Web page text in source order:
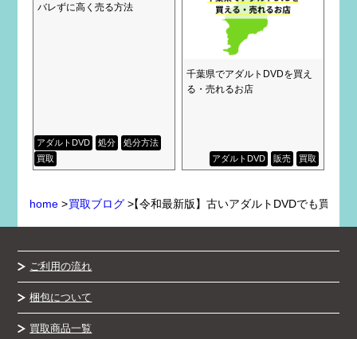
バレずに高く売る方法
アダルトDVD 処分
処分方法
買取
千葉県でアダルトDVDを買え
る・売れるお店
アダルトDVD 販売 買取
home >買取ブログ>【令和最新版】古いアダルトDVDでも買い
ご利用の流れ
梱包について
買取商品一覧